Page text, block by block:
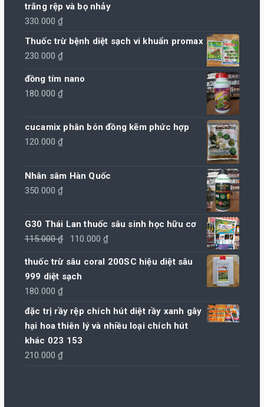
trắng rệp và bọ nhảy
330.000₫
Thuốc trừ bệnh diệt sạch vi khuẩn promax
230.000₫
đồng tím nano
180.000₫
cucamix phân bón đồng kẽm phức hợp
120.000₫
Nhân sâm Hàn Quốc
350.000₫
G30 Thái Lan thuốc sâu sinh học hữu cơ
115.000₫
Giá
là:
115.000 ₫.
110.000₫
tại
thuốc trừ sâu coral 200SC hiệu diệt sâu
999 diệt sạch
180.000₫
đặc trị rầy rệp chích hút diệt rầy xanh gây
hại hoa thiên lý và nhiều loại chích hút
khác 023 153
210.000₫